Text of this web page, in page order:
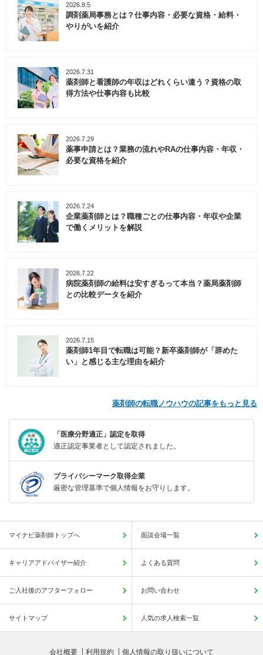
2026.8.5
調剤薬局事務とは？仕事内容・必要な資格・給料・
やりがいを紹介
2026.7.31
薬剤師と看護師の年収はどれくらい違う？資格の取
得方法や仕事内容も比較
2026.7.29
薬事申請とは？業務の流れやRAの仕事内容・年収・
必要な資格を紹介
2026.7.24
企業薬剤師とは？職種ごとの仕事内容・年収や企業
で働くメリットを解説
2026.7.22
病院薬剤師の給料は安すぎるって本当？薬局薬剤師
との比較データを紹介
2026.7.15
薬剤師1年目で転職は可能？新卒薬剤師が「辞めた
い」と感じる主な理由を紹介
薬剤師の転職ノウハウの記事をもっと見る
「医療分野適正」認定を取得
適正認定事業者として認定されました。
プライバシーマーク取得企業
厳密な管理基準で個人情報をお守りします。
マイナビ薬剤師トップへ 面談会場一覧
キャリアアドバイザー紹介 よくある質問
ご入社後のアフターフォロー お問い合わせ
サイトマップ 人気の求人検索一覧
会社概要 利用規約 個人情報の取り扱いについて